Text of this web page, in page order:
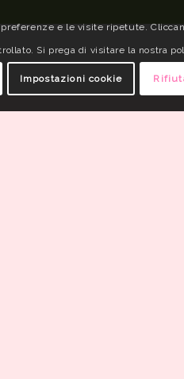
e le visite ripetute.
Si prega di visitare la nostra
Impostazioni cookie